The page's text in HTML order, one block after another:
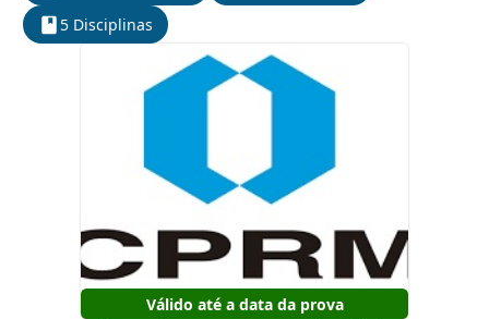
5 Disciplinas
Válido até a data da prova